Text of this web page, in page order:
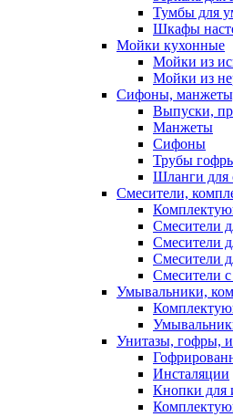
Тумбы для
Шкафы
Мойки кухонные
Мойки из
Мойки из
Сифоны,
Выпуски,
Манжеты
Сифоны
Трубы
Шланги для
Смесители,
Смесители
Смесители
Смесители
Смесители
Умывальники,
Унитазы, гофры,
Инсталяции
Кнопки для